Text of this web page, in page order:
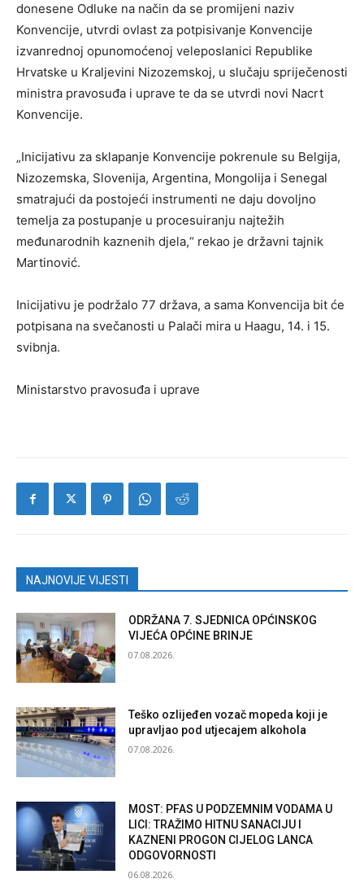
donesene Odluke na način da se promijeni naziv
Konvencije, utvrdi ovlast za potpisivanje Konvencije
izvanrednoj opunomoćenoj veleposlanici Republike
Hrvatske u Kraljevini Nizozemskoj, u slučaju spriječenosti
ministra pravosuđa i uprave te da se utvrdi novi Nacrt
Konvencije.
„Inicijativu za sklapanje Konvencije pokrenule su Belgija,
Nizozemska, Slovenija, Argentina, Mongolija i Senegal
smatrajući da postojeći instrumenti ne daju dovoljno
temelja za postupanje u procesuiranju najtežih
međunarodnih kaznenih djela,“ rekao je državni tajnik
Martinović.
Inicijativu je podržalo 77 država, a sama Konvencija bit će
potpisana na svečanosti u Palači mira u Haagu, 14. i 15.
svibnja.
Ministarstvo pravosuđa i uprave
NAJNOVIJE VIJESTI
ODRŽANA 7. SJEDNICA OPĆINSKOG
VIJEĆA OPĆINE BRINJE
07.08.2026.
Teško ozlijeđen vozač mopeda koji je
upravljao pod utjecajem alkohola
07.08.2026.
MOST: PFAS U PODZEMNIM VODAMA U
LICI: TRAŽIMO HITNU SANACIJU I
KAZNENI PROGON CIJELOG LANCA
ODGOVORNOSTI
06.08.2026.